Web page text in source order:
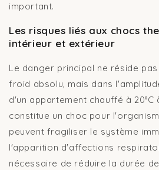
important.
Les risques liés aux chocs
intérieur et extérieur
Le danger principal ne réside
froid absolu, mais dans
d'un appartement chauffé à 20°C
constitue un choc pour
peuvent fragiliser le système
l'apparition d'affections
nécessaire de réduire la durée